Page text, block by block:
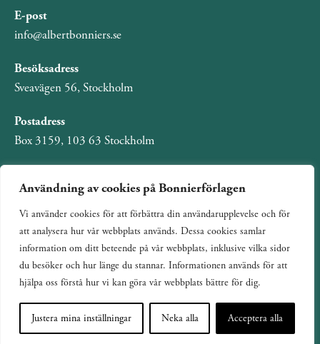
Användning av cookies på Bonnierförlagen
Vi använder cookies för att förbättra din användarupplevelse och för
att analysera hur vår webbplats används. Dessa cookies samlar
information om ditt beteende på vår webbplats, inklusive vilka sidor
du besöker och hur länge du stannar. Informationen används för att
hjälpa oss förstå hur vi kan göra vår webbplats bättre för dig.
Justera mina inställningar Neka alla Acceptera alla
E-post
info@albertbonniers.se
Besöksadress
Sveavägen 56, Stockholm
Postadress
Box 3159, 103 63 Stockholm
Om Bonnierförlagen
Cookies
Integritetspolicy